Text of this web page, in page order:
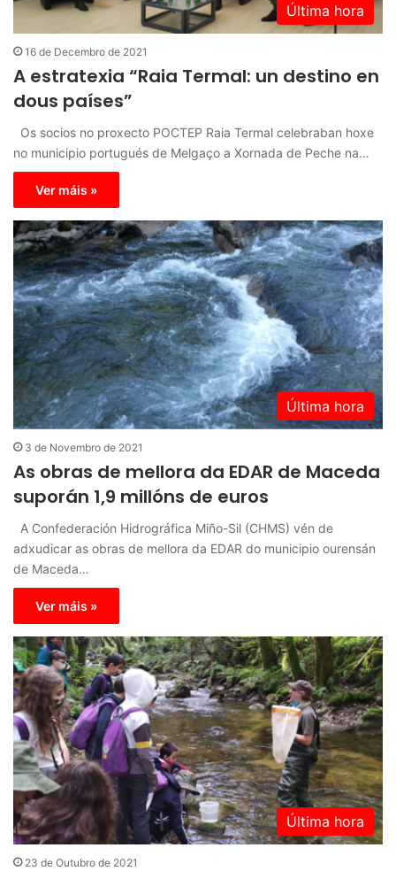
Última hora
16 de Decembro de 2021
A estratexia “Raia Termal: un destino en
dous países”
Os socios no proxecto POCTEP Raia Termal celebraban hoxe
no municipio portugués de Melgaço a Xornada de Peche na…
Ver máis »
Última hora
3 de Novembro de 2021
As obras de mellora da EDAR de Maceda
suporán 1,9 millóns de euros
A Confederación Hidrográfica Miño-Sil (CHMS) vén de
adxudicar as obras de mellora da EDAR do municipio ourensán
de Maceda…
Ver máis »
Última hora
23 de Outubro de 2021